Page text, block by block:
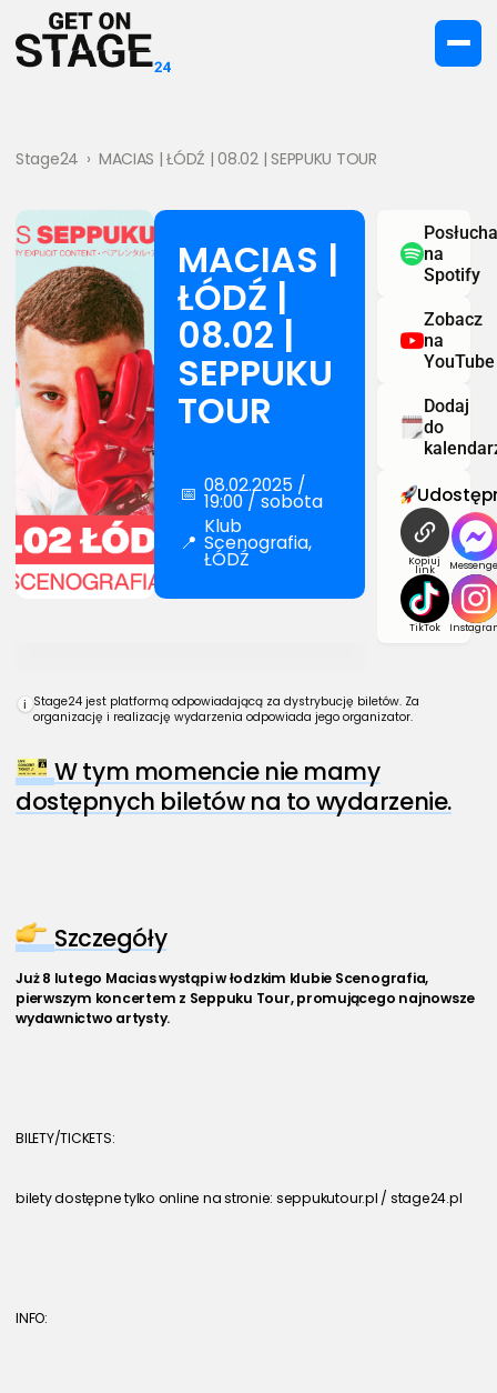
Stage24 › MACIAS | ŁÓDŹ | 08.02 | SEPPUKU TOUR
MACIAS |
ŁÓDŹ |
08.02 |
SEPPUKU
TOUR
📅 08.02.2025 /
19:00 / sobota
📍
Klub
Scenografia,
ŁÓDŹ
na
Spotify
Zobacz
na
YouTube
Dodaj
do
Kopiuj
link
TikTok
i Stage24 jest platformą odpowiadającą za dystrybucję biletów. Za
organizację i realizację wydarzenia odpowiada jego organizator.
W tym momencie nie mamy
dostępnych biletów na to wydarzenie.
Szczegóły
Już 8 lutego Macias wystąpi w łodzkim klubie Scenografia,
pierwszym koncertem z Seppuku Tour, promującego najnowsze
wydawnictwo artysty.
BILETY/TICKETS:
bilety dostępne tylko online na stronie: seppukutour.pl / stage24.pl
INFO: